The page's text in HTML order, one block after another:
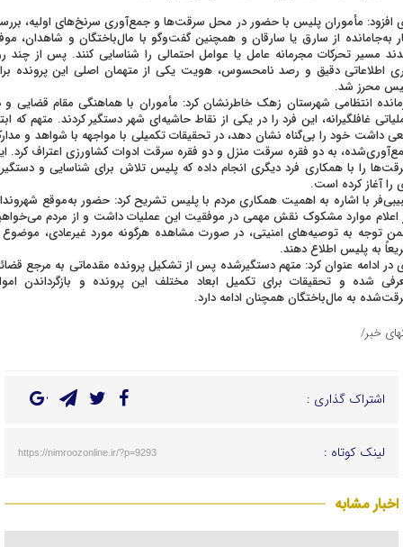
افزود: مأموران پلیس با حضور در محل سرقت‌ها و جمع‌آوری سرنخ‌های اولیه،
به‌جامانده از سارق یا سارقان و همچنین گفت‌وگو با مال‌باختگان و شاهدان،
مسیر تحرکات مجرمانه عامل یا عوامل احتمالی را شناسایی کنند. پس از چند
اطلاعاتی دقیق و رصد نامحسوس، هویت یکی از متهمان اصلی این پرونده
محرز شد.
انتظامی شهرستان زهک خاطرنشان کرد: مأموران با هماهنگی مقام قضایی و
غافلگیرانه، این فرد را در یکی از نقاط حاشیه‌ای شهر دستگیر کردند. متهم که
داشت خود را بی‌گناه نشان دهد، در تحقیقات تکمیلی با مواجهه با شواهد و
به دو فقره سرقت منزل و دو فقره سرقت ادوات کشاورزی اعتراف کرد.
را با همکاری فرد دیگری انجام داده که پلیس تلاش برای شناسایی و
را آغاز کرده است.
با اشاره به اهمیت همکاری مردم با پلیس تشریح کرد: حضور به‌موقع
اعلام موارد مشکوک نقش مهمی در موفقیت این عملیات داشت و از مردم
توجه به توصیه‌های امنیتی، در صورت مشاهده هرگونه مورد غیرعادی، موضوع
به پلیس اطلاع دهند.
در ادامه عنوان کرد: متهم دستگیرشده پس از تشکیل پرونده مقدماتی به مرجع
شده و تحقیقات برای تکمیل ابعاد مختلف این پرونده و بازگرداندن
به مال‌باختگان همچنان ادامه دارد.
خبر/
اشتراک گذاری :
لینک کوتاه : https://nimroozonline.ir/?p=9293
اخبار مشابه